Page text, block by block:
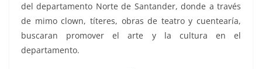
del departamento Norte de Santander, donde a través
de mimo clown, títeres, obras de teatro y cuentearía,
buscaran promover el arte y la cultura en el
departamento.